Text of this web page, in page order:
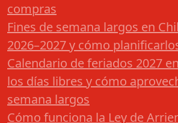
compras
Fines de semana largos en
2026–2027 y cómo
Calendario de feriados 2027
los días libres y cómo
semana largos
Cómo funciona la Ley de